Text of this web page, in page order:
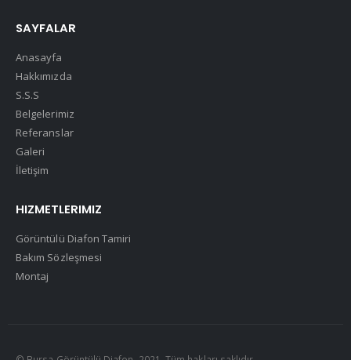
SAYFALAR
Anasayfa
Hakkımızda
S.S.S
Belgelerimiz
Referanslar
Galeri
İletişim
HIZMETLERIMIZ
Görüntülü Diafon Tamiri
Bakım Sözleşmesi
Montaj